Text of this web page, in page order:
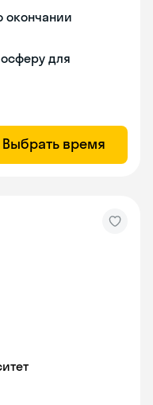
окончании
для
Выбрать время